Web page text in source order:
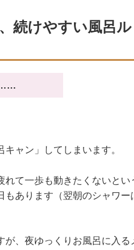
続けやすい風呂ル
……
ャン」してしまいます。
れて一歩も動きたくないとい
あります（翌朝のシャワー
、夜ゆっくりお風呂に入る